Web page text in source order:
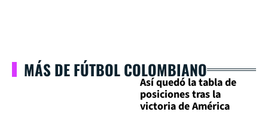
MÁS DE FÚTBOL COLOMBIANO
Así quedó la tabla de
posiciones tras la
victoria de América